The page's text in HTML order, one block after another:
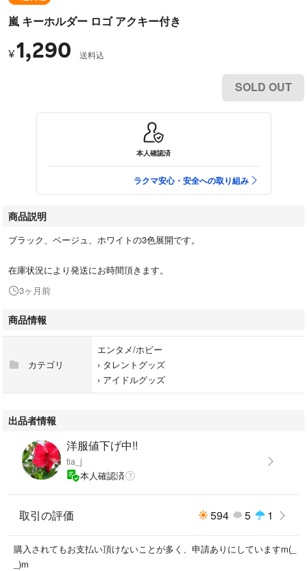
嵐 キーホルダー ロゴ アクキー付き
¥1,290 送料込
SOLD OUT
本人確認済
ラクマ安心・安全への取り組み
商品説明
ブラック、ベージュ、ホワイトの3色展開です。
在庫状況により発送にお時間頂きます。
3ヶ月前
商品情報
カテゴリ
エンタメ/ホビー
› タレントグッズ
› アイドルグッズ
出品者情報
洋服値下げ中!!
tia_j
本人確認済
取引の評価 594 5 1
購入されてもお支払い頂けないことが多く、申請ありにしていますm(_
_)m